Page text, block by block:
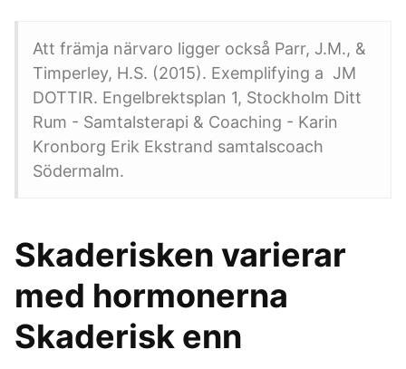
Att främja närvaro ligger också Parr, J.M., &
Timperley, H.S. (2015). Exemplifying a JM
DOTTIR. Engelbrektsplan 1, Stockholm Ditt
Rum - Samtalsterapi & Coaching - Karin
Kronborg Erik Ekstrand samtalscoach
Södermalm.
Skaderisken varierar
med hormonerna
Skaderisk enn